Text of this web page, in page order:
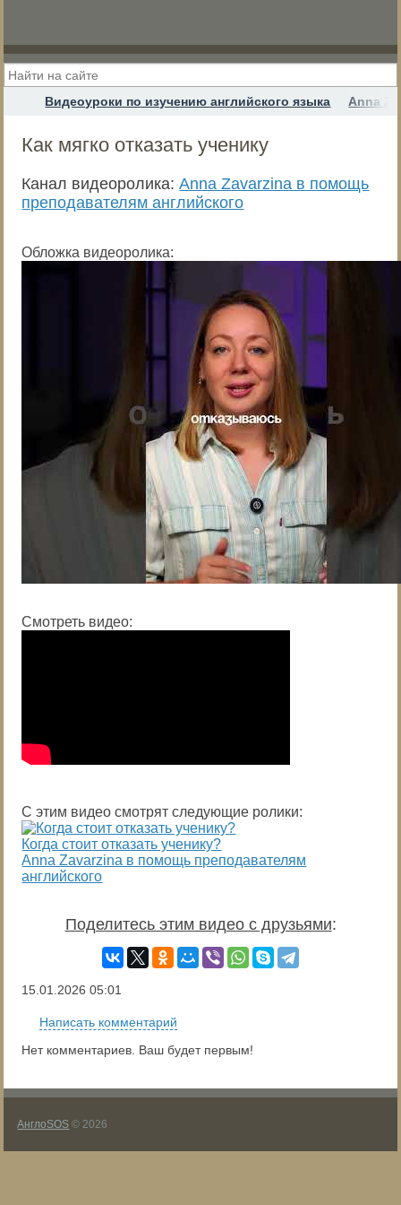
Видеоуроки по изучению английского языка Anna
Как мягко отказать ученику
Канал видеоролика:Anna Zavarzina в помощь
преподавателям английского
Обложка видеоролика:
Смотреть видео:
С этим видео смотрят следующие ролики:
Когда стоит отказать ученику?
Anna Zavarzina в помощь преподавателям
английского
Поделитесь этим видео с друзьями:
15.01.2026 05:01
Написать комментарий
Нет комментариев. Ваш будет первым!
АнглоSOS © 2026